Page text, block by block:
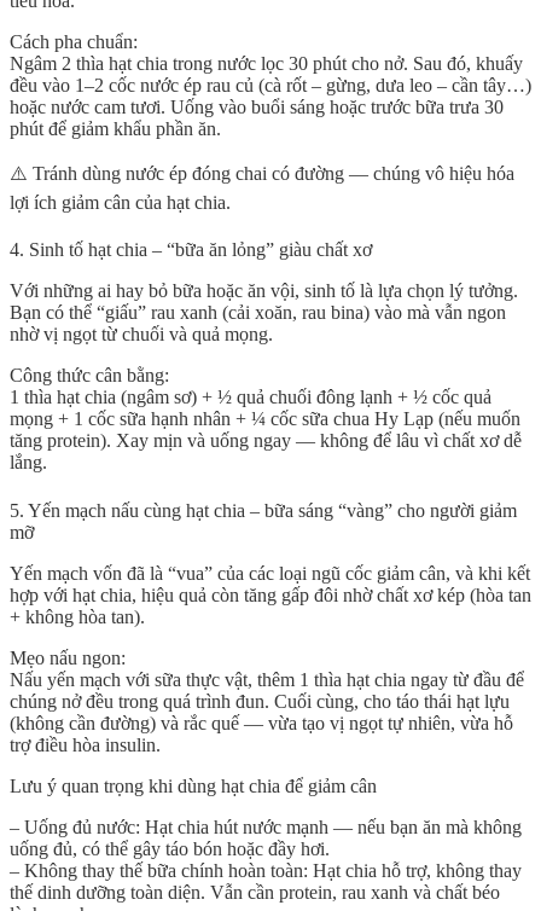
Cách pha chuẩn:
Ngâm 2 thìa hạt chia trong nước lọc 30 phút cho nở. Sau đó, khuấy
đều vào 1–2 cốc nước ép rau củ (cà rốt – gừng, dưa leo – cần tây…)
hoặc nước cam tươi. Uống vào buổi sáng hoặc trước bữa trưa 30
phút để giảm khẩu phần ăn.
⚠️ Tránh dùng nước ép đóng chai có đường — chúng vô hiệu hóa
lợi ích giảm cân của hạt chia.
4. Sinh tố hạt chia – “bữa ăn lỏng” giàu chất xơ
Với những ai hay bỏ bữa hoặc ăn vội, sinh tố là lựa chọn lý tưởng.
Bạn có thể “giấu” rau xanh (cải xoăn, rau bina) vào mà vẫn ngon
nhờ vị ngọt từ chuối và quả mọng.
Công thức cân bằng:
1 thìa hạt chia (ngâm sơ) + ½ quả chuối đông lạnh + ½ cốc quả
mọng + 1 cốc sữa hạnh nhân + ¼ cốc sữa chua Hy Lạp (nếu muốn
tăng protein). Xay mịn và uống ngay — không để lâu vì chất xơ dễ
lắng.
5. Yến mạch nấu cùng hạt chia – bữa sáng “vàng” cho người giảm
mỡ
Yến mạch vốn đã là “vua” của các loại ngũ cốc giảm cân, và khi kết
hợp với hạt chia, hiệu quả còn tăng gấp đôi nhờchất xơ kép (hòa tan
+ không hòa tan).
Mẹo nấu ngon:
Nấu yến mạch với sữa thực vật, thêm 1 thìa hạt chia ngay từ đầu để
chúng nở đều trong quá trình đun. Cuối cùng, cho táo thái hạt lựu
(không cần đường) và rắc quế — vừa tạo vị ngọt tự nhiên, vừa hỗ
trợ điều hòa insulin.
Lưu ý quan trọng khi dùng hạt chia để giảm cân
– Uống đủ nước: Hạt chia hút nước mạnh — nếu bạn ăn mà không
uống đủ, có thể gây táo bón hoặc đầy hơi.
– Không thay thế bữa chính hoàn toàn: Hạt chia hỗ trợ, không thay
thế dinh dưỡng toàn diện. Vẫn cần protein, rau xanh và chất béo